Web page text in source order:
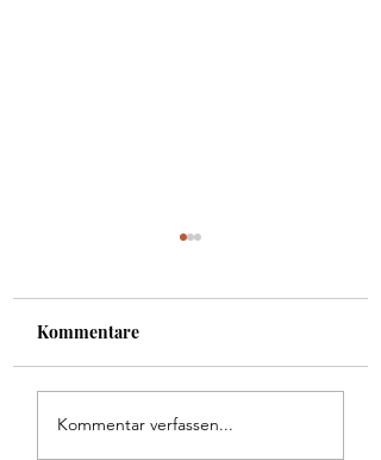
Freundschaftsschießen
Kommentare
Kommentar verfassen...